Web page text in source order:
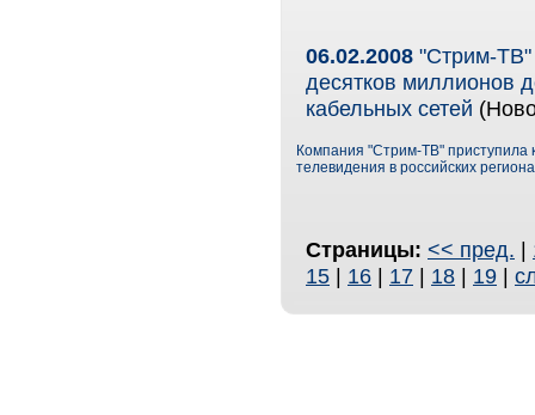
06.02.2008 "Стрим-ТВ"
десятков миллионов
кабельных сетей
Компания "Стрим-ТВ" приступила
телевидения в российских
Страницы: << пред. |
15 | 16 | 17 | 18 | 19 |